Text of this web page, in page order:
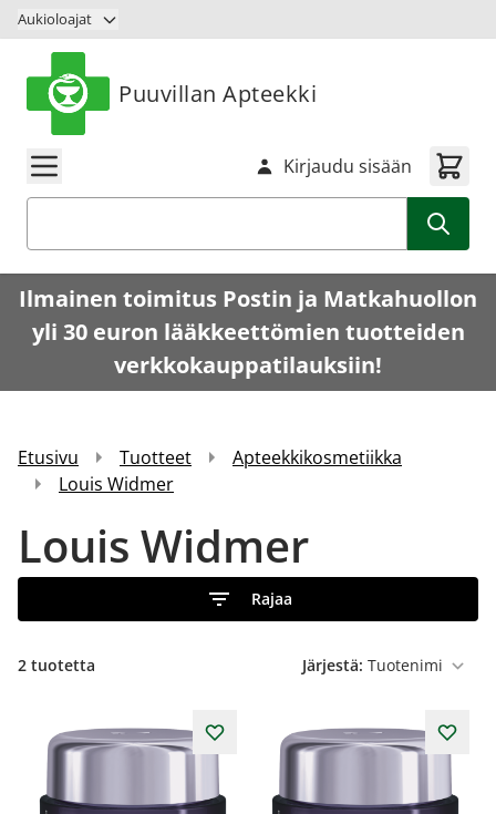
Siirry sisältöön
Aukioloajat
Puuvillan Apteekki
Kirjaudu sisään
Ilmainen toimitus Postin ja Matkahuollon
yli 30 euron lääkkeettömien tuotteiden
verkkokauppatilauksiin!
Etusivu Tuotteet
Apteekkikosmetiikka
Louis Widmer
Louis Widmer
Rajaa
2 tuotetta Järjestä: